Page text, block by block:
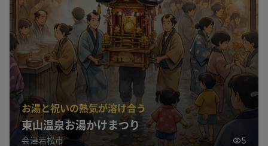
お湯と祝いの熱気が溶け合う
東山温泉お湯かけまつり
会津若松市 5